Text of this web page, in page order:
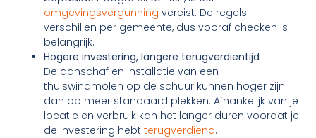
omgevingsvergunning vereist. De regels
verschillen per gemeente, dus vooraf checken is
belangrijk.
Hogere investering, langere terugverdientijd
De aanschaf en installatie van een
thuiswindmolen op de schuur kunnen hoger zijn
dan op meer standaard plekken. Afhankelijk van je
locatie en verbruik kan het langer duren voordat je
de investering hebtterugverdiend.